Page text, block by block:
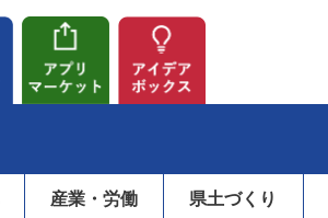
産業・労働 県土づくり